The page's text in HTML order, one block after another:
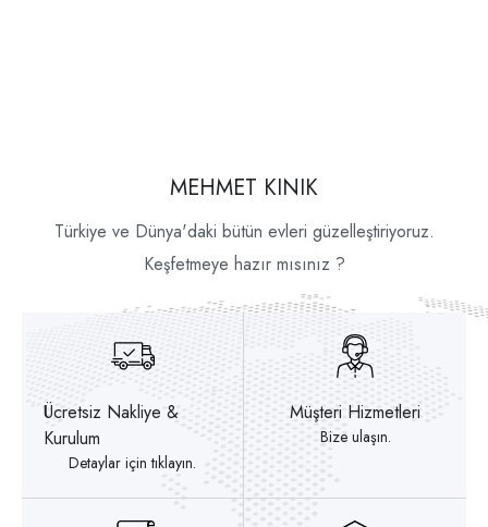
MEHMET KINIK
Türkiye ve Dünya'daki bütün evleri güzelleştiriyoruz.
Keşfetmeye hazır mısınız ?
Ücretsiz Nakliye &
Kurulum
Detaylar için tıklayın.
Müşteri Hizmetleri
Bize ulaşın.